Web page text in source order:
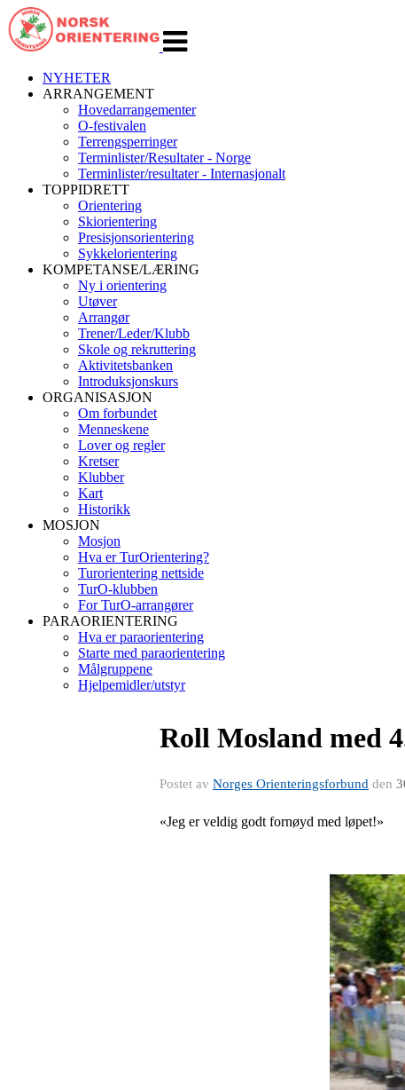
navigasjon
NYHETER
ARRANGEMENT
Hovedarrangementer
O-festivalen
Terrengsperringer
Terminlister/Resultater - Norge
Terminlister/resultater - Internasjonalt
TOPPIDRETT
Orientering
Skiorientering
Presisjonsorientering
Sykkelorientering
KOMPETANSE/LÆRING
Ny i orientering
Utøver
Arrangør
Trener/Leder/Klubb
Skole og rekruttering
Aktivitetsbanken
Introduksjonskurs
ORGANISASJON
Om forbundet
Menneskene
Lover og regler
Kretser
Klubber
Kart
Historikk
MOSJON
Mosjon
Hva er TurOrientering?
Turorientering nettside
TurO-klubben
For TurO-arrangører
PARAORIENTERING
Hva er paraorientering
Starte med paraorientering
Målgruppene
Hjelpemidler/utstyr
Roll Mosland med
Postet av Norges Orienteringsforbund den
«Jeg er veldig godt fornøyd med løpet!»